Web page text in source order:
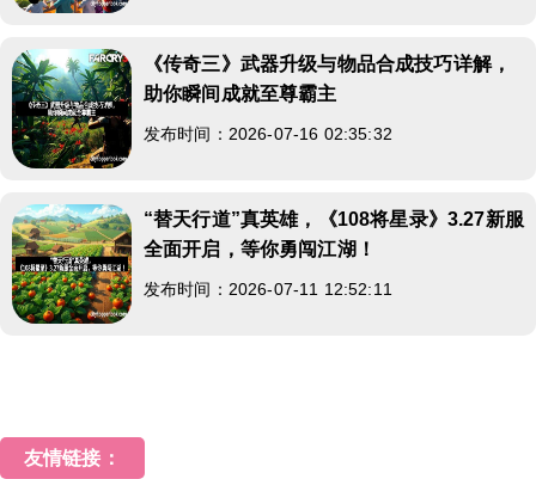
《传奇三》武器升级与物品合成技巧详解，
助你瞬间成就至尊霸主
发布时间：2026-07-16 02:35:32
“替天行道”真英雄，《108将星录》3.27新服
全面开启，等你勇闯江湖！
发布时间：2026-07-11 12:52:11
友情链接：